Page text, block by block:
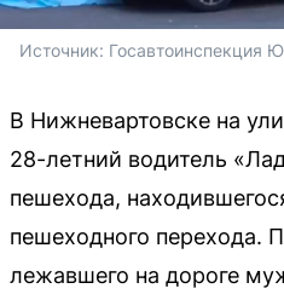
Источник: Госавтоинспекция
В Нижневартовске на
28-летний водитель
пешехода,
пешеходного перехода.
лежавшего на дороге